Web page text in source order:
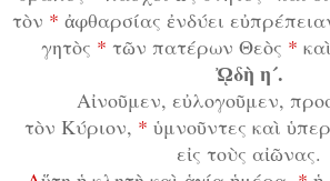
τὸν * ἀ­φθαρ­σί­ας ἐν­δύ­ει
γη­τὸς * τῶν πα­τέ­ρων Θε­ὸς *
ᾨ­δὴ η´.
Αἰ­νοῦ­μεν, εὐ­λο­γοῦ­μεν,
τὸν Κύ­ρι­ον, * ὑ­μνοῦν­τες καὶ
εἰς τοὺς αἰ­ῶ­νας.